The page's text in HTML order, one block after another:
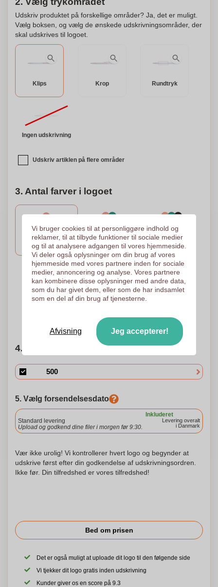
Udskriv produktet på forskellige områder? Ja, det er muligt.
Vælg boksen, og vælg de ønskede udskrivningsområder, der
skal udskrives til logoet.
Klips Krop Rundtryk
Ingen udskrivning
Udskriv artiklen på flere områder
3. Antal farver i logoet
1 Farve
Tampotryk
35 x 6 mm
2 Farver
Tampotryk
35 x 6 mm
3 Farver
Tampotryk
35 x 6 mm
4 Farver
Tampotryk
Quadrichromia -
Processen
Digitaltryk
35 x 6 mm
Hjælp mig med at vælge
4. Vælg mængden
5. Vælg forsendelsesdato
Inkluderet
Standard levering
Upload og godkend dine filer i morgen før 9:30.
Levering overalt
i Danmark
Vær ikke urolig! Vi kontrollerer hvert logo og begynder at
udskrive først efter din godkendelse af udskrivningsordren.
Ikke før. Din tilfredshed er vores tilfredshed!
Bed om prisen
Det er også muligt at uploade dit logo til den følgende side
Vi tjekker dit logo gratis inden udskrivning
Kunder giver os en score på 9.3
Vi bruger cookies til at personliggøre indhold og
reklamer, til at tilbyde funktioner til sociale medier
og til at analysere adgangen til vores hjemmeside.
Vi deler også oplysninger om din brug af vores
hjemmeside med vores partnere inden for sociale
medier, annoncering og analyse. Vores partnere
kan kombinere disse oplysninger med andre data,
som du har givet dem, eller som de har indsamlet
som en del af din brug af tjenesterne.
Afvisning Jeg accepterer!